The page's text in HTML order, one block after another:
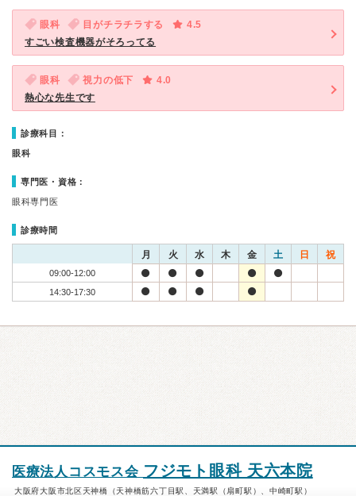
眼科 目がチラチラする
4.5
すごい検査機器がそろってる
眼科 視力の低下
4.0
熱心な先生です
診療科目：
眼科
専門医・資格：
眼科専門医
診療時間
月 火 水 木 金 土 日 祝
09:00-12:00
14:30-17:30
医療法人コスモス会 フジモト眼科 天六本院
大阪府大阪市北区天神橋（天神橋筋六丁目駅、天満駅（扇町駅）、中崎町駅）